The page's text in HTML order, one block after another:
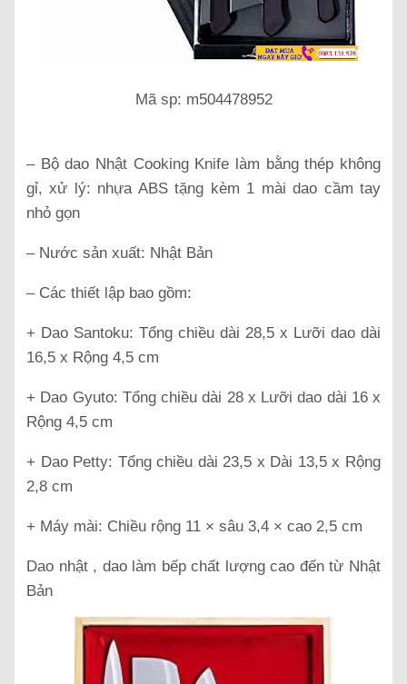
Mã sp: m504478952
– Bộ dao Nhật Cooking Knife làm bằng thép không
gỉ, xử lý: nhựa ABS tặng kèm 1 mài dao cầm tay
nhỏ gọn
– Nước sản xuất: Nhật Bản
– Các thiết lập bao gồm:
+ Dao Santoku: Tổng chiều dài 28,5 x Lưỡi dao dài
16,5 x Rộng 4,5 cm
+ Dao Gyuto: Tổng chiều dài 28 x Lưỡi dao dài 16 x
Rộng 4,5 cm
+ Dao Petty: Tổng chiều dài 23,5 x Dài 13,5 x Rộng
2,8 cm
+ Máy mài: Chiều rộng 11 × sâu 3,4 × cao 2,5 cm
Dao nhật , dao làm bếp chất lượng cao đến từ Nhật
Bản